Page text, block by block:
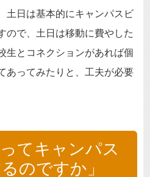
土日は基本的にキャンパスビ
ので、土日は移動に費やした
生とコネクションがあれば個
あってみたりと、工夫が必要
てキャンパス
のですか」